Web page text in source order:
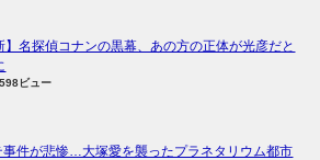
】名探偵コナンの黒幕、あの方の正体が光彦だと
ビュー
事件が悲惨…大塚愛を襲ったプラネタリウム都市